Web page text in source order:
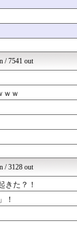
とめニュース♪
速報
タジアム＠なん...
応帳
像速報－5c...
になるもの
VIP
・生活まとめ
なる噂
｜ガン...
ム+αブ...
まとめ
/ 7541 out
ｗｗ
/ 3128 out
きた？！
！